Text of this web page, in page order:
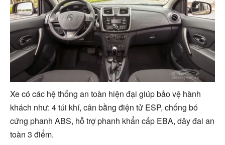
Xe có các hệ thống an toàn hiện đại giúp bảo vệ hành
khách như: 4 túi khí, cân bằng điện tử ESP, chống bó
cứng phanh ABS, hỗ trợ phanh khẩn cấp EBA, dây đai an
toàn 3 điểm.